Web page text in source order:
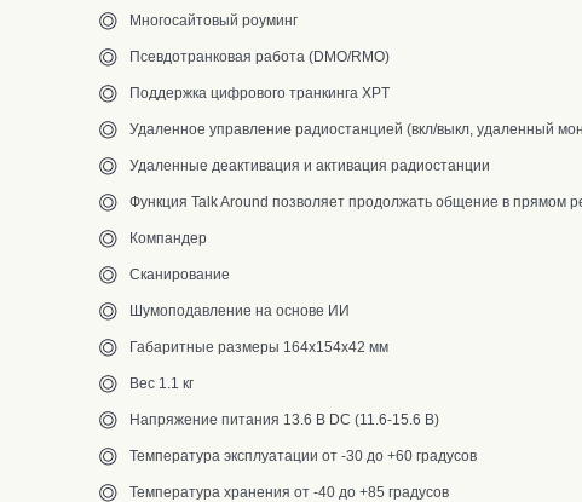
Многосайтовый роуминг
Псевдотранковая работа (DMO/RMO)
Поддержка цифрового транкинга XPT
Удаленное управление радиостанцией (вкл/выкл, удаленный
Удаленные деактивация и активация радиостанции
Функция Talk Around позволяет продолжать общение в прямом
Компандер
Сканирование
Шумоподавление на основе ИИ
Габаритные размеры 164х154х42 мм
Вес 1.1 кг
Напряжение питания 13.6 В DC (11.6-15.6 В)
Температура эксплуатации от -30 до +60 градусов
Температура хранения от -40 до +85 градусов